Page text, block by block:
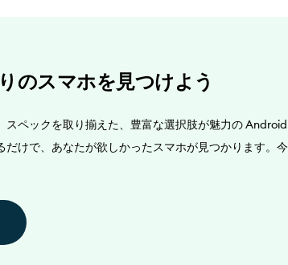
のスマホを見つけよう
スペックを取り揃えた、豊富な選択肢が魅力の Android
だけで、あなたが欲しかったスマホが見つかります。今